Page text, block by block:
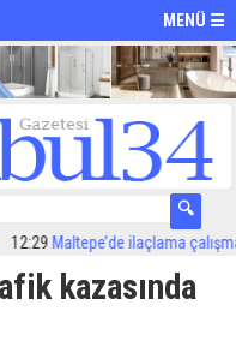
MENÜ ☰
Maltepe’de ilaçlama
kazasında